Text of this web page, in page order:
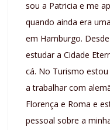
sou a Patricia e me
quando ainda era
em Hamburgo.
estudar a Cidade
cá. No Turismo
a trabalhar com
Florença e Roma e
pessoal sobre a